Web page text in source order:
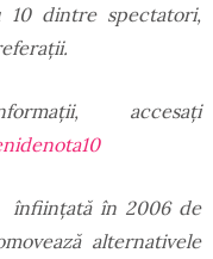
dintre spectatori,
accesați
înființată în 2006 de
alternativele